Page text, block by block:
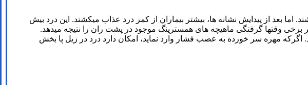
اما بعد از پیدایش نشانه ها، بیشتر بیماران از کمر درد عذاب میکشند. این درد بیش
وقتها گرفتگی ماهیچه های همسترینگ موجود در پشت ران را نتیجه میدهد.
اگرکه مهره سر خورده به عصب فشار وارد نماید، امکان دارد درد در زیل پا بخش